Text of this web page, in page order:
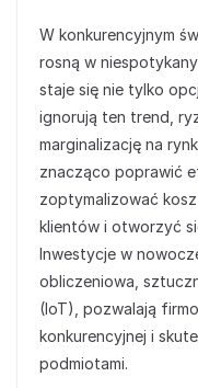
W konkurencyjnym
rosną w
staje się nie tylko
ignorują ten trend,
marginalizację na
znacząco poprawić
zoptymalizować
klientów i otworzyć
Inwestycje w
obliczeniowa,
(IoT), pozwalają
konkurencyjnej i
podmiotami.